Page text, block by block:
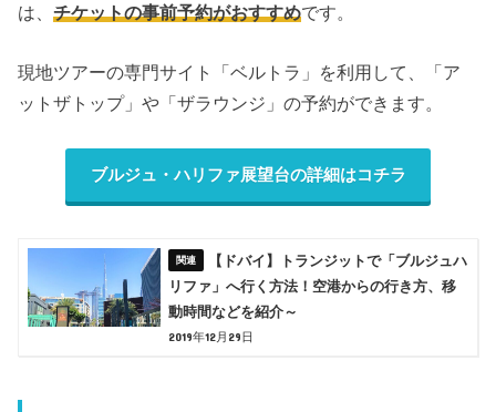
は、チケットの事前予約がおすすめです。
現地ツアーの専門サイト「ベルトラ」を利用して、「ア
ットザトップ」や「ザラウンジ」の予約ができます。
ブルジュ・ハリファ展望台の詳細はコチラ
【ドバイ】トランジットで「ブルジュハ
リファ」へ行く方法！空港からの行き方、移
動時間などを紹介～
2019年12月29日